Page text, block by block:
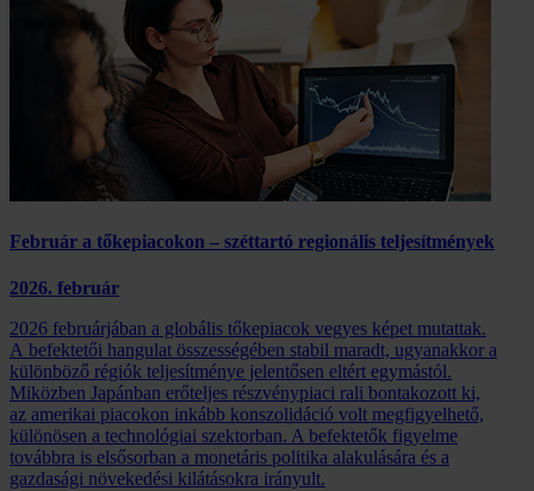
Február a tőkepiacokon – széttartó regionális teljesítmények
2026. február
2026 februárjában a globális tőkepiacok vegyes képet mutattak.
A befektetői hangulat összességében stabil maradt, ugyanakkor a
különböző régiók teljesítménye jelentősen eltért egymástól.
Miközben Japánban erőteljes részvénypiaci rali bontakozott ki,
az amerikai piacokon inkább konszolidáció volt megfigyelhető,
különösen a technológiai szektorban. A befektetők figyelme
továbbra is elsősorban a monetáris politika alakulására és a
gazdasági növekedési kilátásokra irányult.